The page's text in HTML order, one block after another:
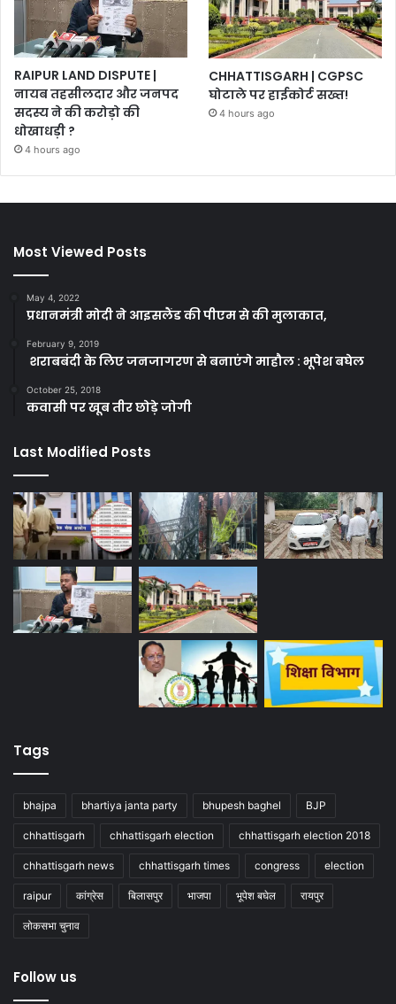
RAIPUR LAND DISPUTE |
नायब तहसीलदार और जनपद
सदस्य ने की करोड़ो की
धोखाधड़ी ?
4 hours ago
CHHATTISGARH | CGPSC
घोटाले पर हाईकोर्ट सख्त!
4 hours ago
Most Viewed Posts
May 4, 2022
प्रधानमंत्री मोदी ने आइसलैंड की पीएम से की मुलाकात,
February 9, 2019
शराबबंदी के लिए जनजागरण से बनाएंगे माहौल : भूपेश बघेल
October 25, 2018
कवासी पर खूब तीर छोड़े जोगी
Last Modified Posts
Tags
bhajpa bhartiya janta party bhupesh baghel BJP
chhattisgarh chhattisgarh election chhattisgarh election 2018
chhattisgarh news chhattisgarh times congress election
raipur कांग्रेस बिलासपुर भाजपा भूपेश बघेल रायपुर
लोकसभा चुनाव
Follow us